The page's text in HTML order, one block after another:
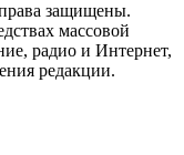
защищены.
массовой
радио и Интернет,
редакции.